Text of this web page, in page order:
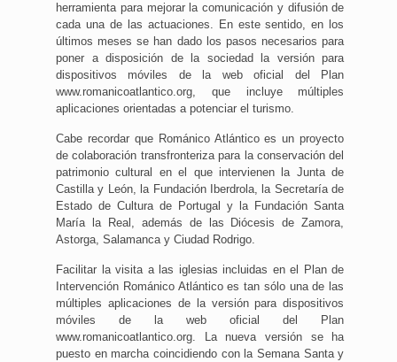
herramienta para mejorar la comunicación y difusión de
cada una de las actuaciones. En este sentido, en los
últimos meses se han dado los pasos necesarios para
poner a disposición de la sociedad la versión para
dispositivos móviles de la web oficial del Plan
www.romanicoatlantico.org, que incluye múltiples
aplicaciones orientadas a potenciar el turismo.
Cabe recordar que Románico Atlántico es un proyecto
de colaboración transfronteriza para la conservación del
patrimonio cultural en el que intervienen la Junta de
Castilla y León, la Fundación Iberdrola, la Secretaría de
Estado de Cultura de Portugal y la Fundación Santa
María la Real, además de las Diócesis de Zamora,
Astorga, Salamanca y Ciudad Rodrigo.
Facilitar la visita a las iglesias incluidas en el Plan de
Intervención Románico Atlántico es tan sólo una de las
múltiples aplicaciones de la versión para dispositivos
móviles de la web oficial del Plan
www.romanicoatlantico.org. La nueva versión se ha
puesto en marcha coincidiendo con la Semana Santa y